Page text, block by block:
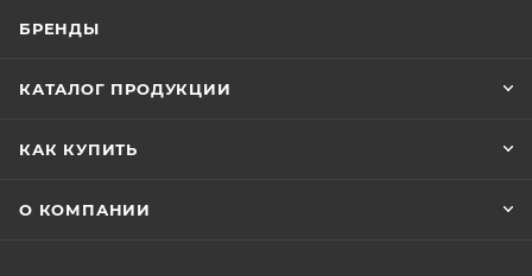
БРЕНДЫ
КАТАЛОГ ПРОДУКЦИИ
КАК КУПИТЬ
О КОМПАНИИ